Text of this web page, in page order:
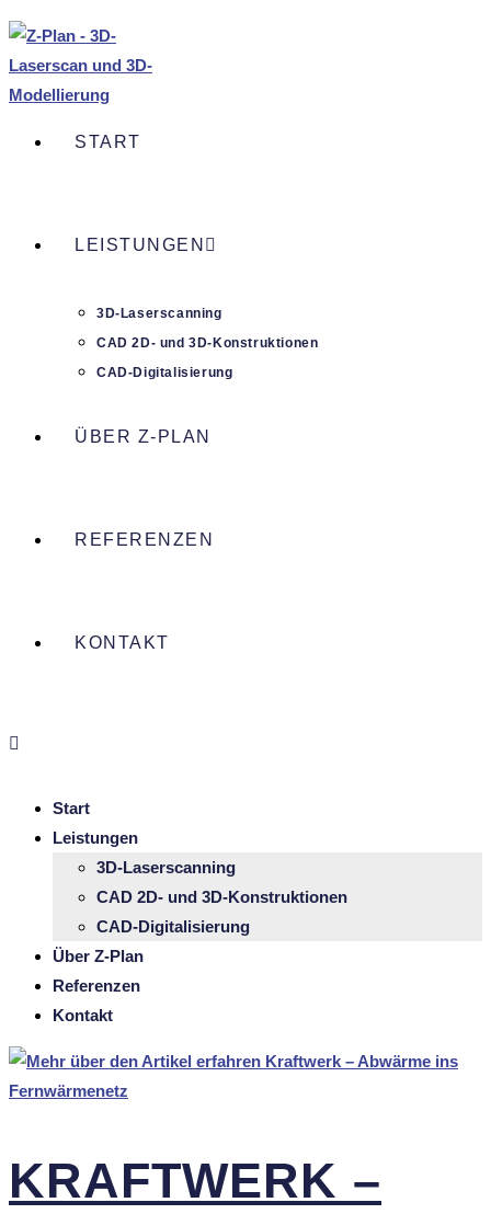
START
LEIS­TUNGEN
3D-Laser­­scan­­ning
CAD 2D- und 3D-Konstruk­­tionen
CAD-Digi­­ta­­li­­sie­rung
ÜBER Z‑PLAN
REFERENZEN
KONTAKT
Start
Leis­tungen
3D-Laser­­scan­­ning
CAD 2D- und 3D-Konstruk­­tionen
CAD-Digi­­ta­­li­­sie­rung
Über Z‑Plan
Referenzen
Kontakt
KRAFT­WERK –